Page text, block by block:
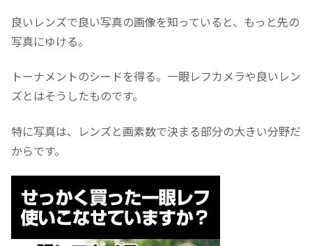
良いレンズで良い写真の画像を知っていると、もっと先の
写真にゆける。
トーナメントのシードを得る。一眼レフカメラや良いレン
ズとはそうしたものです。
特に写真は、レンズと画素数で決まる部分の大きい分野だ
からです。